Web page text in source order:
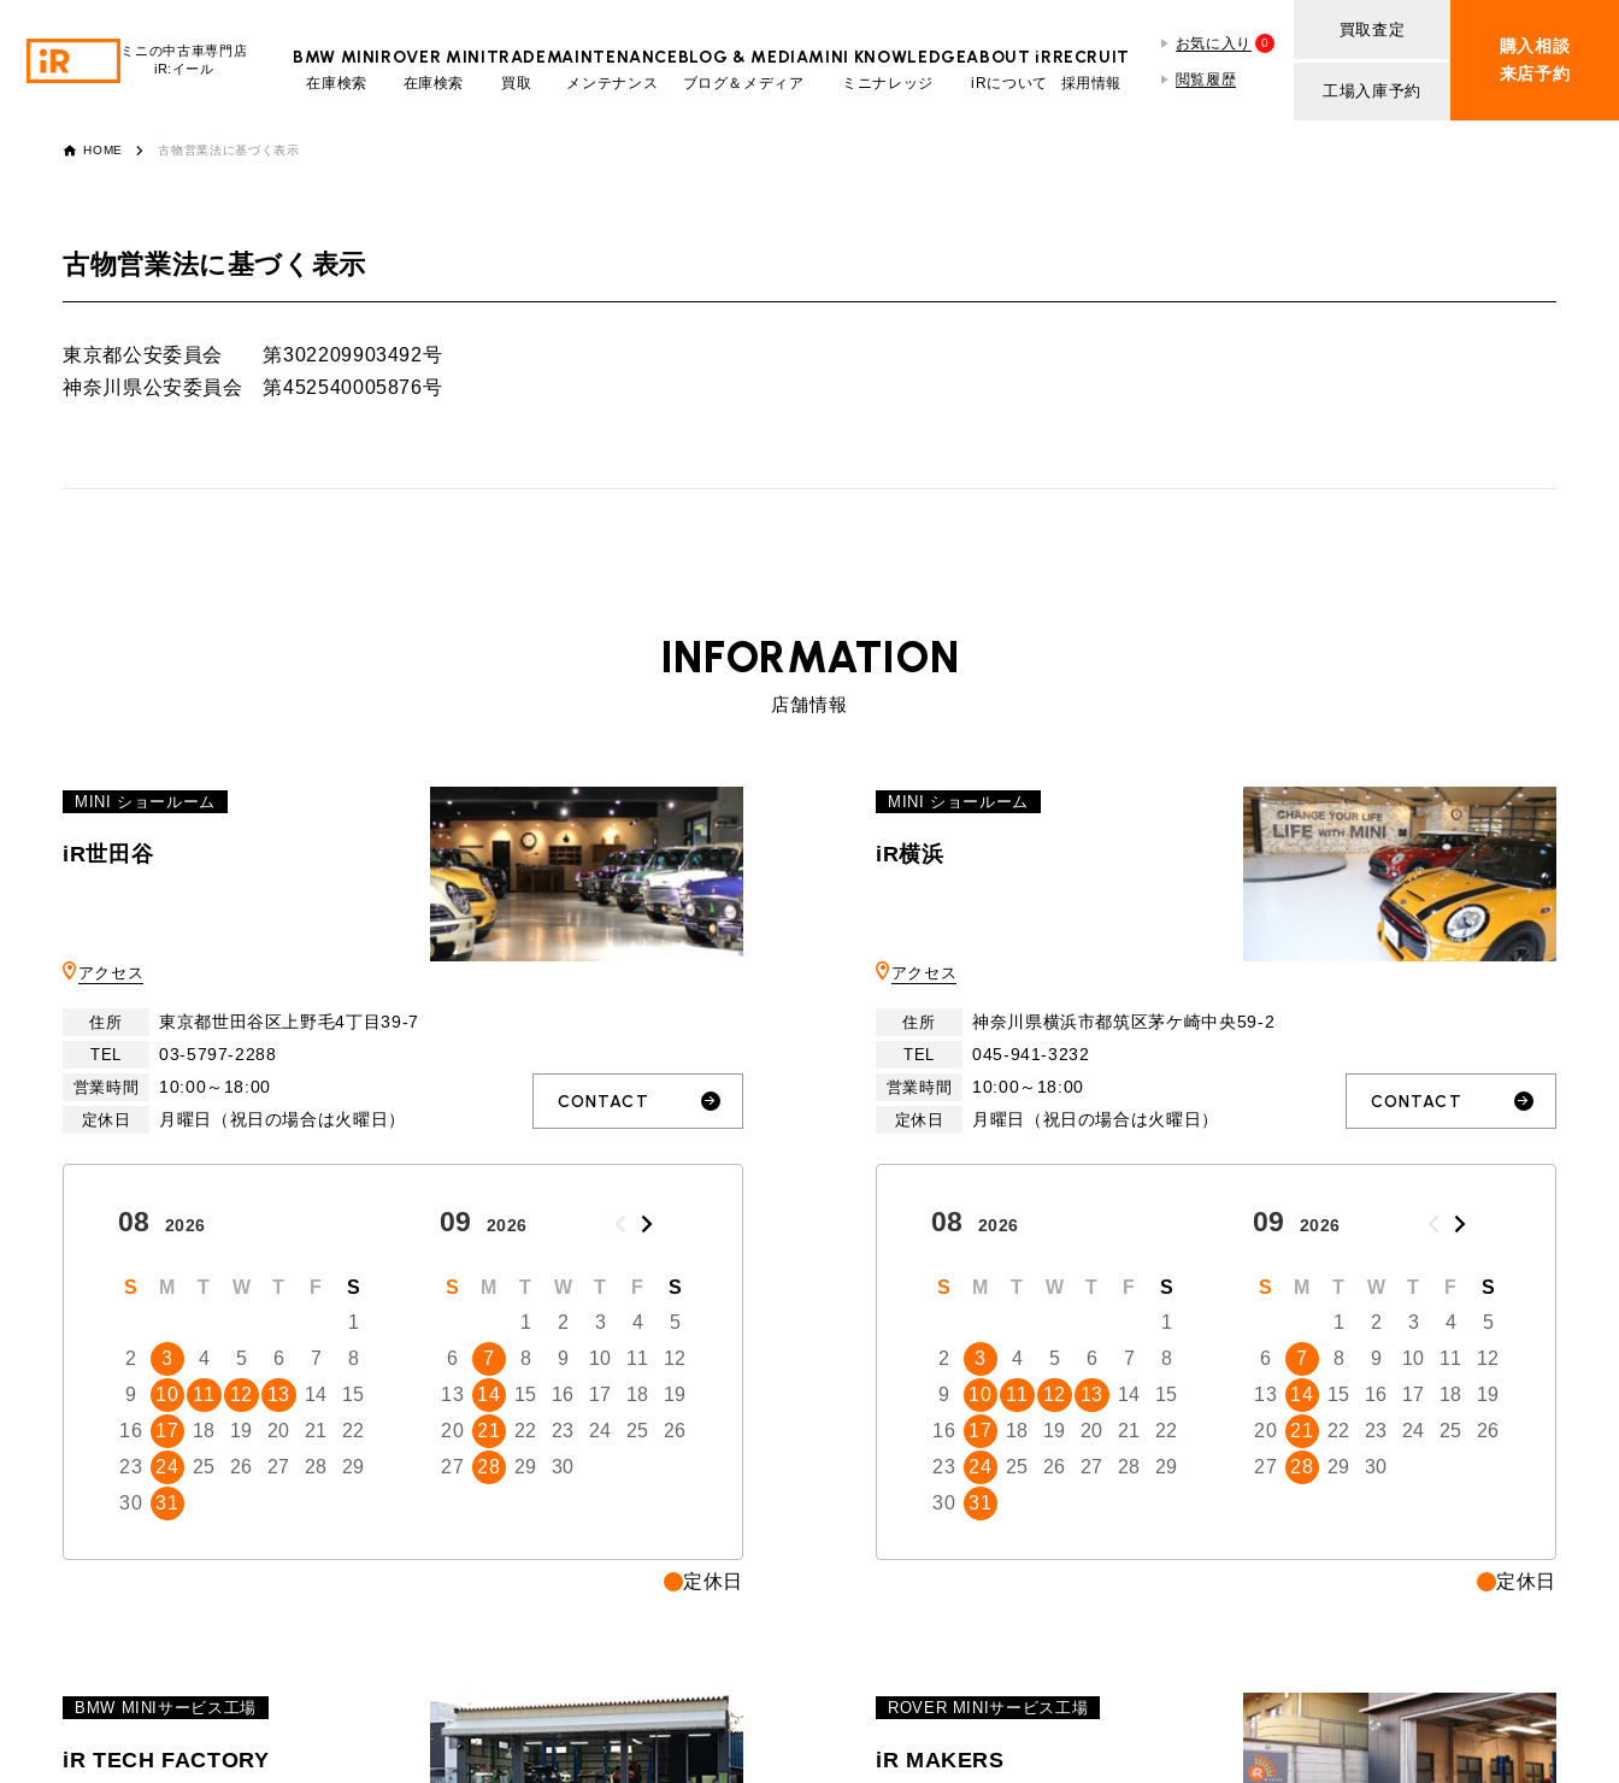
ミニの中古車専門店
iR:イール
BMW MINI
在庫検索
ROVER MINI
在庫検索
TRADE
買取
MAINTENANCE
メンテナンス
BLOG & MEDIA
ブログ＆メディア
MINI KNOWLEDGE
ミニナレッジ
ABOUT iR
iRについて
RECRUIT
採用情報
お気に入り 0
閲覧履歴
買取査定
工場入庫予約
購入相談
来店予約
TRADE
TOP
売却手順
MAINTENANCE メンテナンス
Movie
MAP
リクルート
お知らせ プライバシーポリシー
工場
お問い合わせ
iR TECH FACTORY iR MAKERS
TEL
買取
査定依頼
購入相談
来店予約
HOME 古物営業法に基づく表示
古物営業法に基づく表示
東京都公安委員会 第302209903492号
神奈川県公安委員会 第452540005876号
INFORMATION
店舗情報
MINI ショールーム
iR世田谷
アクセス
住所 東京都世田谷区上野毛4丁目39-7
TEL 03-5797-2288
営業時間 10:00～18:00
定休日 月曜日（祝日の場合は火曜日）
CONTACT
08 2026
S M T W T F
S
1
2
3 4 5 6 7
8
9
10 11 12 13 14
15
16
17 18 19 20 21
22
23
24 25 26 27 28
29
30
31
09 2026
S M T W T F
S
1
2 3 4
5
6
7 8 9 10 11
12
13
14 15 16 17 18
19
20
21 22 23 24 25
26
27
28 29 30
9
10
16
17
22 23
24
29 30 31
定休日
MINI ショールーム
iR横浜
アクセス
住所 神奈川県横浜市都筑区茅ケ崎中央59-2
TEL 045-941-3232
営業時間 10:00～18:00
定休日 月曜日（祝日の場合は火曜日）
CONTACT
08 2026
S M T W T F
S
1
2
3 4 5 6 7
8
9
10 11 12 13 14
15
16
17 18 19 20 21
22
23
24 25 26 27 28
29
30
31
09 2026
S M T W T F
S
1
2 3 4
5
6
7 8 9 10 11
12
13
14 15 16 17 18
19
20
21 22 23 24 25
26
27
28 29 30
定休日
BMW MINIサービス工場
iR TECH FACTORY
ROVER MINIサービス工場
iR MAKERS